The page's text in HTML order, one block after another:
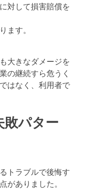
対して損害賠償を
ます。
大きなダメージを
の継続すら危うく
はなく、利用者で
敗パター
トラブルで後悔す
がありました。